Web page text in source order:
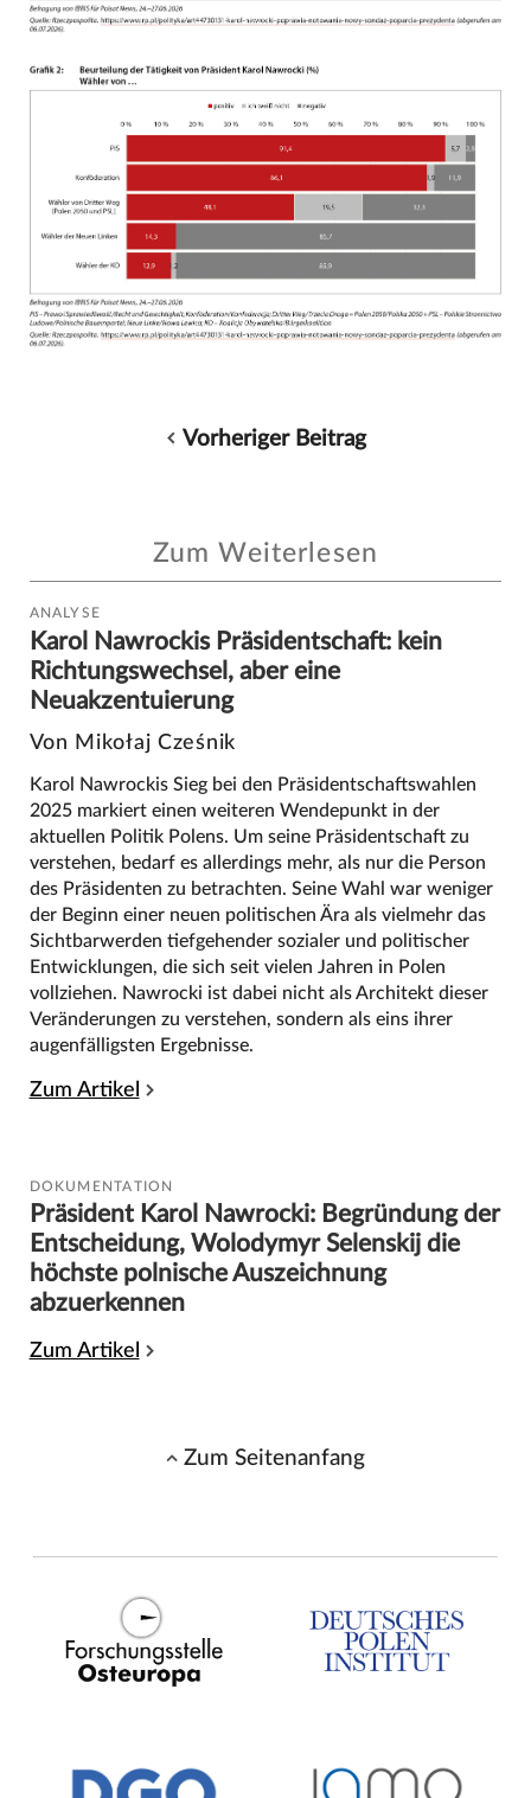
Vorheriger Beitrag
Zum Weiterlesen
ANALYSE
Karol Nawrockis Präsidentschaft: kein
Richtungswechsel, aber eine
Neuakzentuierung
Von Mikołaj Cześnik
Karol Nawrockis Sieg bei den Präsidentschaftswahlen
2025 markiert einen weiteren Wendepunkt in der
aktuellen Politik Polens. Um seine Präsidentschaft zu
verstehen, bedarf es allerdings mehr, als nur die Person
des Präsidenten zu betrachten. Seine Wahl war weniger
der Beginn einer neuen politischen Ära als vielmehr das
Sichtbarwerden tiefgehender sozialer und politischer
Entwicklungen, die sich seit vielen Jahren in Polen
vollziehen. Nawrocki ist dabei nicht als Architekt dieser
Veränderungen zu verstehen, sondern als eins ihrer
augenfälligsten Ergebnisse.
Zum Artikel
DOKUMENTATION
Präsident Karol Nawrocki: Begründung der
Entscheidung, Wolodymyr Selenskij die
höchste polnische Auszeichnung
abzuerkennen
Zum Artikel
Zum Seitenanfang